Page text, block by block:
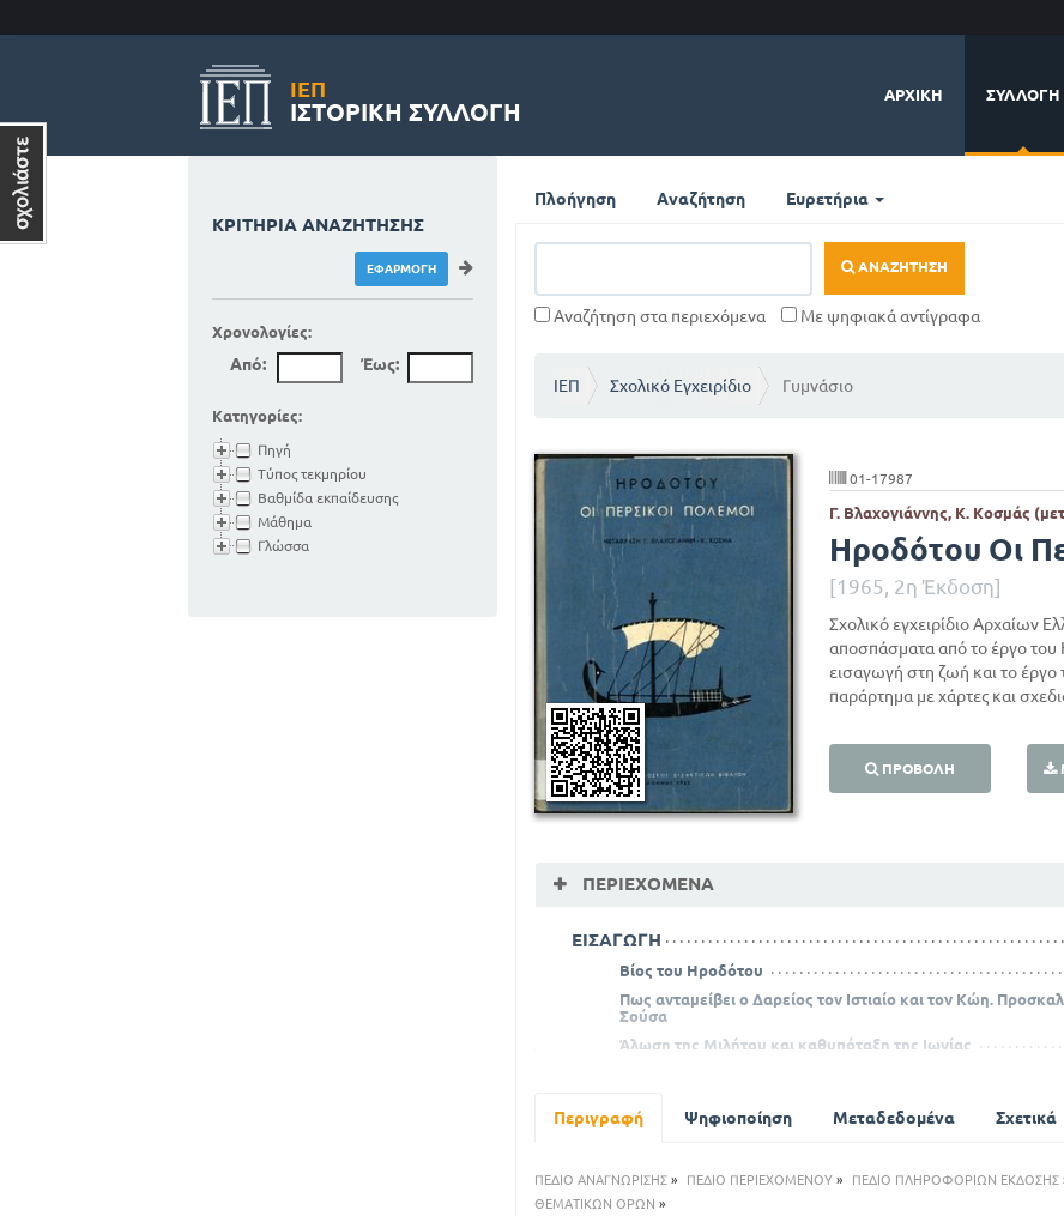
ΙΕΠ
ΙΣΤΟΡΙΚΉ ΣΥΛΛΟΓΉ
ΑΡΧΙΚΉ ΣΥΛΛΟΓΉ
Πλοήγηση Αναζήτηση Ευρετήρια
ΑΝΑΖΉΤΗΣΗ
Αναζήτηση στα περιεχόμενα Με ψηφιακά αντίγραφα
ΙΕΠ Σχολικό Εγχειρίδιο Γυμνάσιο
01-17987
Γ. Βλαχογιάννης, Κ. Κοσμάς
Ηροδότου Οι
[1965, 2η Έκδοση]
Σχολικό εγχειρίδιο Αρχαίων
αποσπάσματα από το έργο
εισαγωγή στη ζωή και το έργο
παράρτημα με χάρτες και
ΠΡΟΒΟΛΉ
ΠΕΡΙΕΧΌΜΕΝΑ
ΕΙΣΑΓΩΓΗ
Βίος του Ηροδότου
Πως ανταμείβει ο Δαρείος τον Ιστιαίο και τον Κώη.
Σούσα
Άλωση της Μιλήτου και καθυπόταξη της Ιωνίας
Πολεμικό συμβούλιο των Περσών
Ο Μαρδόνιος και πάλι κυριεύει την Αθήνα. Προσπαθεί και
του
Περιγραφή Ψηφιοποίηση Μεταδεδομένα Σχετικά
ΠΕΔΙΟ ΑΝΑΓΝΩΡΙΣΗΣ» ΠΕΔΙΟ ΠΕΡΙΕΧΟΜΕΝΟΥ» ΠΕΔΙΟ ΠΛΗΡΟΦΟΡΙΩΝ ΕΚΔΟΣΗΣ
ΘΕΜΑΤΙΚΩΝ ΟΡΩΝ »
ΚΡΙΤΉΡΙΑ ΑΝΑΖΉΤΗΣΗΣ
Χρονολογίες:
Από: Έως:
Κατηγορίες:
Πηγή
Τύπος τεκμηρίου
Βαθμίδα εκπαίδευσης
Μάθημα
Γλώσσα